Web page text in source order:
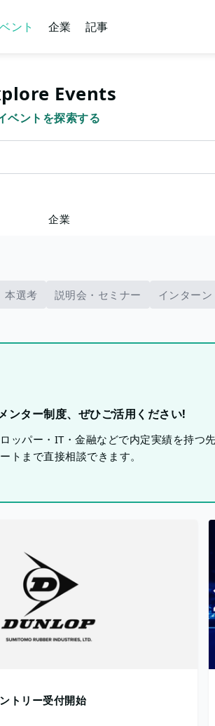
ント 企業 記事
Events
ベントを探索する
企業
本選考 説明会・セミナー インターン
ンター制度、ぜひご活用ください!
ッパー・IT・金融などで内定実績を持つ
トまで直接相談できます。
トリー受付開始